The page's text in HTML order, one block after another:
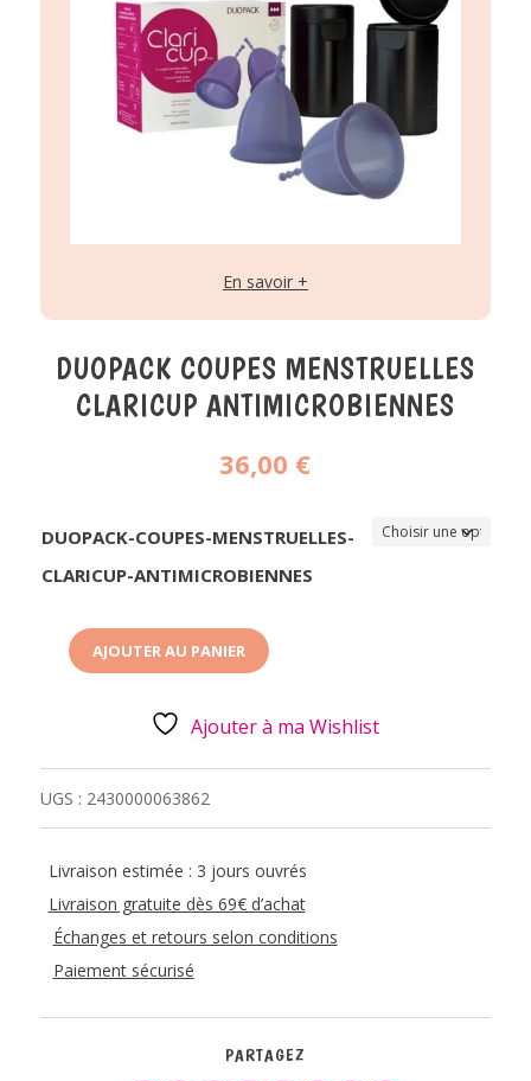
En savoir +
DUOPACK COUPES MENSTRUELLES
CLARICUP ANTIMICROBIENNES
36,00 €
DUOPACK-COUPES-MENSTRUELLES-
CLARICUP-ANTIMICROBIENNES
QUANTITÉ
MENSTRUELLES
ANTIMICROBIENNES
AJOUTER AU PANIER
Ajouter à ma Wishlist
UGS : 2430000063862
Livraison estimée : 3 jours ouvrés
Livraison gratuite dès 69€ d’achat
Échanges et retours selon conditions
Paiement sécurisé
PARTAGEZ